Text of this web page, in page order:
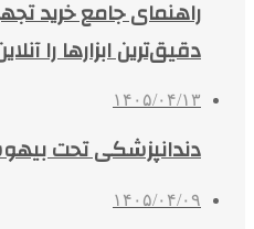
راهنمای جامع خرید
دقیق‌ترین ابزارها را
۱۴۰۵/۰۴/۱۳
دندانپزشکی تحت
۱۴۰۵/۰۴/۰۹